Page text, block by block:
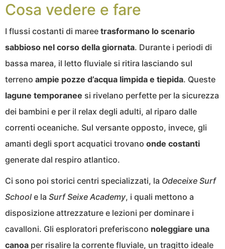
Cosa vedere e fare
I flussi costanti di maree trasformano lo scenario
sabbioso nel corso della giornata. Durante i periodi di
bassa marea, il letto fluviale si ritira lasciando sul
terreno ampie pozze d’acqua limpida e tiepida. Queste
lagune temporanee si rivelano perfette per la sicurezza
dei bambini e per il relax degli adulti, al riparo dalle
correnti oceaniche. Sul versante opposto, invece, gli
amanti degli sport acquatici trovano onde costanti
generate dal respiro atlantico.
Ci sono poi storici centri specializzati, la Odeceixe Surf
School e la Surf Seixe Academy, i quali mettono a
disposizione attrezzature e lezioni per dominare i
cavalloni. Gli esploratori preferiscono noleggiare una
canoa per risalire la corrente fluviale, un tragitto ideale